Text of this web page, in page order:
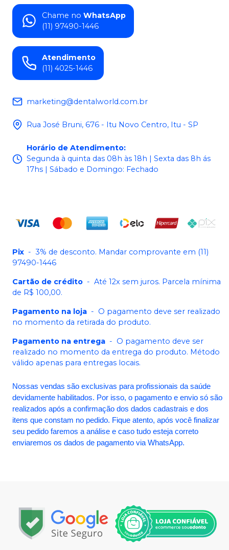
Chame no WhatsApp
(11) 97490-1446
Atendimento
(11) 4025-1446
marketing@dentalworld.com.br
Rua José Bruni, 676 - Itu Novo Centro, Itu - SP
Horário de Atendimento:
Segunda à quinta das 08h às 18h | Sexta das 8h ás
17hs | Sábado e Domingo: Fechado
Pix - 3% de desconto. Mandar comprovante em (11)
97490-1446
Cartão de crédito - Até 12x sem juros. Parcela mínima
de R$ 100,00.
Pagamento na loja - O pagamento deve ser realizado
no momento da retirada do produto.
Pagamento na entrega - O pagamento deve ser
realizado no momento da entrega do produto. Método
válido apenas para entregas locais.
Nossas vendas são exclusivas para profissionais da saúde
devidamente habilitados. Por isso, o pagamento e envio só são
realizados após a confirmação dos dados cadastrais e dos
itens que constam no pedido. Fique atento, após você finalizar
seu pedido faremos a análise e caso tudo esteja correto
enviaremos os dados de pagamento via WhatsApp.